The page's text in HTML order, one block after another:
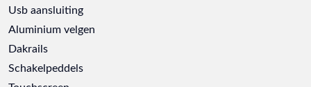
Usb aansluiting
Aluminium velgen
Dakrails
Schakelpeddels